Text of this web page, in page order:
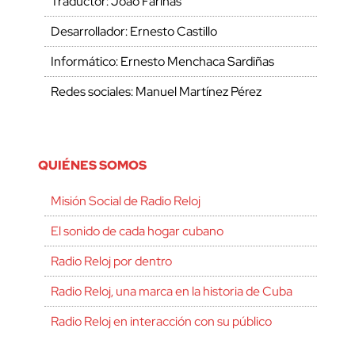
Desarrollador: Ernesto Castillo
Informático: Ernesto Menchaca Sardiñas
Redes sociales: Manuel Martínez Pérez
QUIÉNES SOMOS
Misión Social de Radio Reloj
El sonido de cada hogar cubano
Radio Reloj por dentro
Radio Reloj, una marca en la historia de Cuba
Radio Reloj en interacción con su público